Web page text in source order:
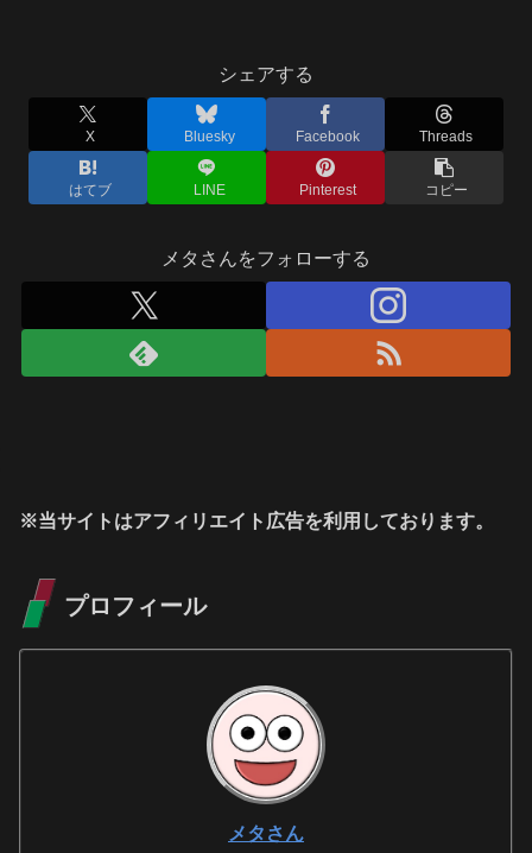
シェアする
X Bluesky Facebook Threads
はてブ LINE Pinterest コピー
メタさんをフォローする
※当サイトはアフィリエイト広告を利用しております。
プロフィール
メタさん